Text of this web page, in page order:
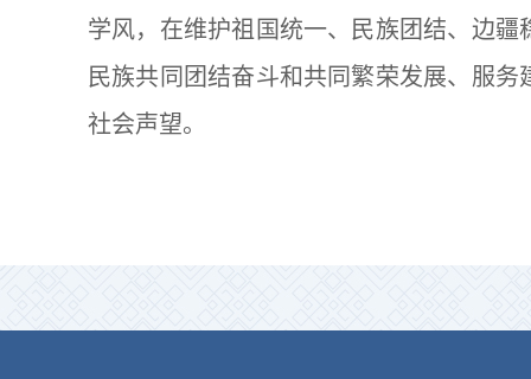
学风，在维护祖国统一、民族团结、边
民族共同团结奋斗和共同繁荣发展、服
社会声望。